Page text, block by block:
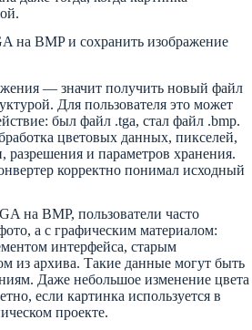
на BMP и сохранить изображение
— значит получить новый файл
Для пользователя это может
был файл .tga, стал файл .bmp.
цветовых данных, пикселей,
разрешения и параметров хранения.
корректно понимал исходный
на BMP, пользователи часто
а с графическим материалом:
интерфейса, старым
из архива. Такие данные могут быть
Даже небольшое изменение цвета
если картинка используется в
проекте.